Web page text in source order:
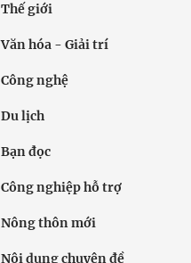
Thế giới
Văn hóa - Giải trí
Công nghệ
Du lịch
Bạn đọc
Công nghiệp hỗ trợ
Nông thôn mới
Nội dung chuyên đề